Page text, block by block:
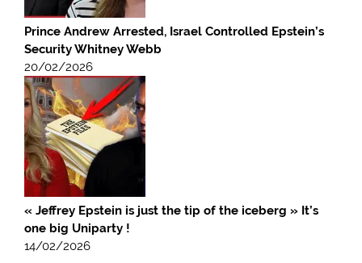
Prince Andrew Arrested, Israel Controlled Epstein’s
Security Whitney Webb
20/02/2026
« Jeffrey Epstein is just the tip of the iceberg » It’s
one big Uniparty !
14/02/2026